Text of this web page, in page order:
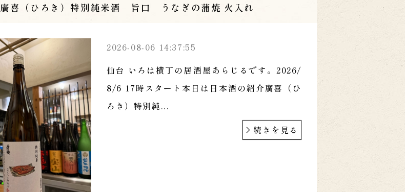
廣喜（ひろき）特別純米酒 旨口 うなぎの蒲焼 火入れ
2026-08-06 14:37:55
仙台 いろは横丁の居酒屋あらじるです。2026/
8/6 17時スタート本日は日本酒の紹介廣喜（ひ
ろき）特別純...
続きを見る